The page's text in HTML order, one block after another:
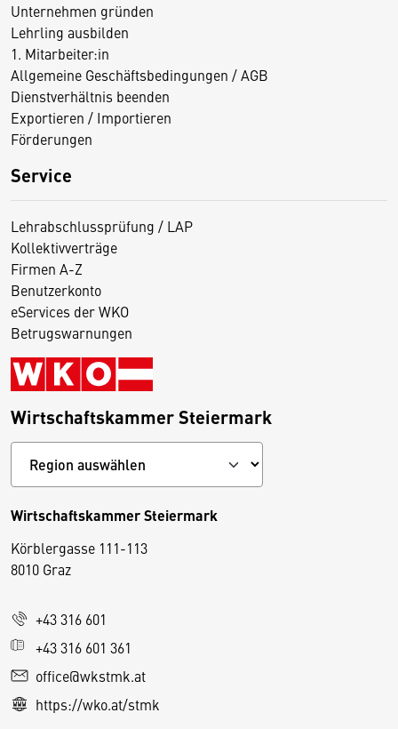
Unternehmen gründen
Lehrling ausbilden
1. Mitarbeiter:in
Allgemeine Geschäftsbedingungen / AGB
Dienstverhältnis beenden
Exportieren / Importieren
Förderungen
Service
Lehrabschlussprüfung / LAP
Kollektivverträge
Firmen A-Z
Benutzerkonto
eServices der WKO
Betrugswarnungen
Wirtschaftskammer Steiermark
Wirtschaftskammer Steiermark
Körblergasse 111-113
8010 Graz
+43 316 601
+43 316 601 361
office@wkstmk.at
https://wko.at/stmk
D
i
s
e
S
e